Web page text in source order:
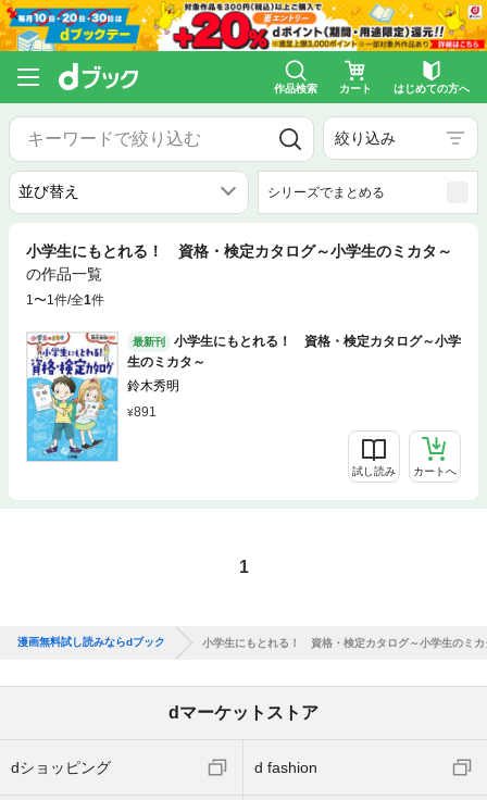
作品検索 カート はじめての方へ
絞り込み
シリーズでまとめる
小学生にもとれる！ 資格・検定カタログ～小学生のミカタ～
の作品一覧
1〜1件/全1件
最新刊
小学生にもとれる！ 資格・検定カタログ～小学
生のミカタ～
鈴木秀明
891
試し読み カートへ
1
漫画無料試し読みならdブック 小学生にもとれる！ 資格・検定カタログ～小学生のミカ
dマーケットストア
dショッピング d fashion